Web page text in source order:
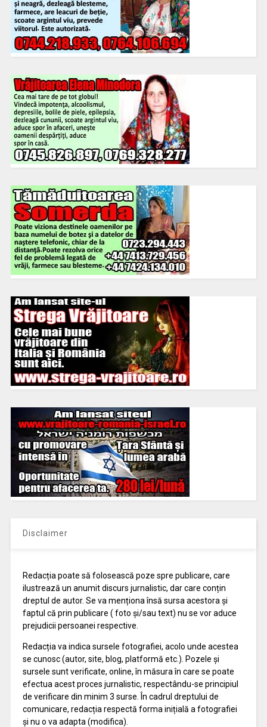
Disclaimer
Redacția poate să folosească poze spre publicare, care
ilustrează un anumit discurs jurnalistic, dar care conțin
dreptul de autor. Se va menționa însă sursa acestora și
faptul că prin publicare ( foto și/sau text) nu se vor aduce
prejudicii persoanei respective.
Redacția va indica sursele fotografiei, acolo unde acestea
se cunosc (autor, site, blog, platformă etc.). Pozele și
sursele sunt verificate, online, în măsura în care se poate
efectua acest proces jurnalistic, respectându-se principiul
de verificare din minim 3 surse. În cadrul dreptului de
comunicare, redacția respectă forma inițială a fotografiei
și nu o va adapta (modifica).